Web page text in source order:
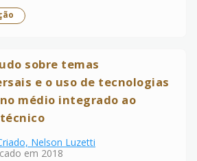
sobre temas
e o uso de tecnologias
médio integrado ao
Nelson Luzetti
em 2018